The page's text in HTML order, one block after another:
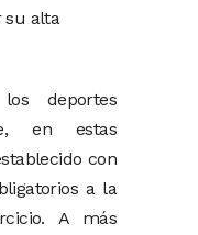
su alta
deportes
en estas
con
a la
A más